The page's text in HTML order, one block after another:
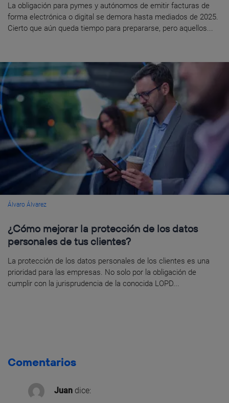
La obligación para pymes y autónomos de emitir facturas de
forma electrónica o digital se demora hasta mediados de 2025.
Cierto que aún queda tiempo para prepararse, pero aquellos...
Álvaro Álvarez
¿Cómo mejorar la protección de los datos
personales de tus clientes?
La protección de los datos personales de los clientes es una
prioridad para las empresas. No solo por la obligación de
cumplir con la jurisprudencia de la conocida LOPD...
Comentarios
Juan dice: